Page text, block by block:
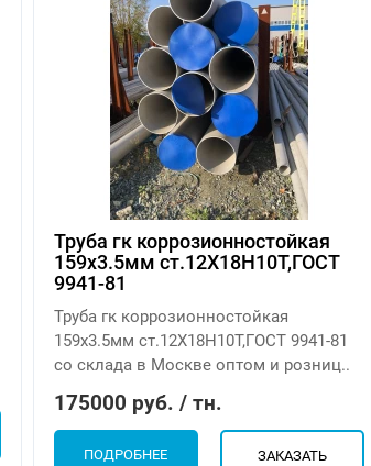
Труба гк коррозионностойкая
159х3.5мм ст.12Х18Н10Т,ГОСТ
9941-81
Труба гк коррозионностойкая
159х3.5мм ст.12Х18Н10Т,ГОСТ 9941-81
со склада в Москве оптом и розниц..
175000 руб. / тн.
ПОДРОБНЕЕ ЗАКАЗАТЬ